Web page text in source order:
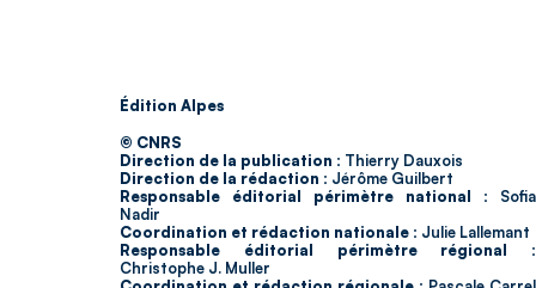
Édition Alpes
© CNRS
Direction de la publication : Thierry Dauxois
Direction de la rédaction : Jérôme Guilbert
Responsable éditorial périmètre national : Sofia
Nadir
Coordination et rédaction nationale : Julie Lallemant
Responsable éditorial périmètre régional :
Christophe J. Muller